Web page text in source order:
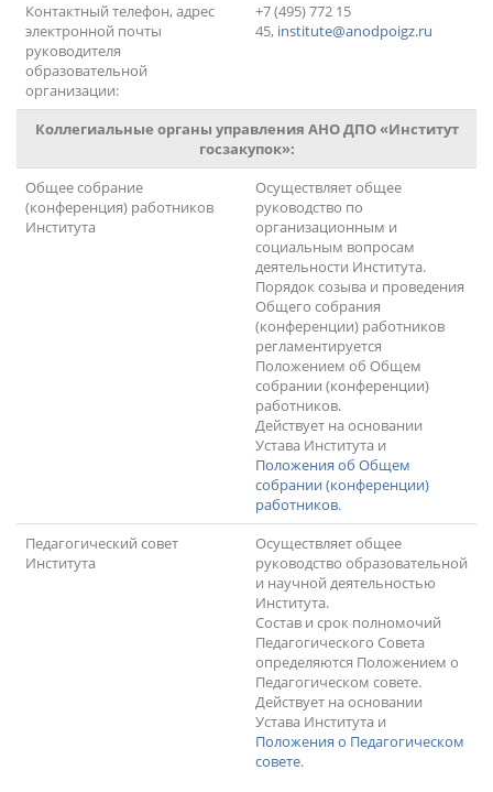
Контактный телефон, адрес
электронной почты
руководителя
образовательной
организации:
+7 (495) 772 15
45, institute@anodpoigz.ru
Коллегиальные органы управления АНО ДПО «Институт
госзакупок»:
Общее собрание
(конференция) работников
Института
Осуществляет общее
руководство по
организационным и
социальным вопросам
деятельности Института.
Порядок созыва и проведения
Общего собрания
(конференции) работников
регламентируется
Положением об Общем
собрании (конференции)
работников.
Действует на основании
Устава Института и
Положения об Общем
собрании (конференции)
работников.
Педагогический совет
Института
Осуществляет общее
руководство образовательной
и научной деятельностью
Института.
Состав и срок полномочий
Педагогического Совета
определяются Положением о
Педагогическом совете.
Действует на основании
Устава Института и
Положения о Педагогическом
совете.